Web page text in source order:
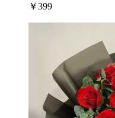
￥399